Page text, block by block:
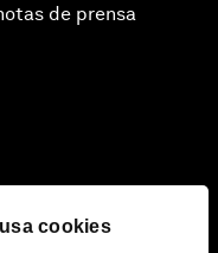
cookies
de prensa